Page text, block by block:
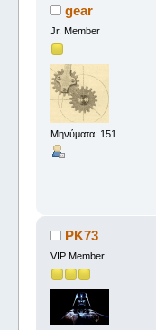
gear
Jr. Member
Μηνύματα: 151
PK73
VIP Member